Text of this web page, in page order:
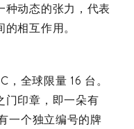
种动态的张力，代表
相互作用。
全球限量 16 台。
门印章，即一朵有
一个独立编号的牌